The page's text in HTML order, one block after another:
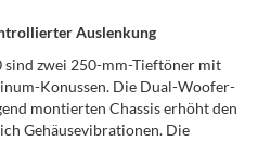
Auslenkung
sind zwei 250-mm-Tieftöner mit
Konussen. Die Dual-Woofer-
montierten Chassis erhöht den
Gehäusevibrationen. Die